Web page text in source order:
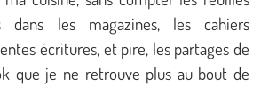
dans les magazines, les cahiers
écritures, et pire, les partages de
que je ne retrouve plus au bout de